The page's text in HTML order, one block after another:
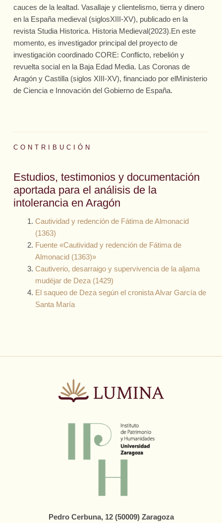
cauces de la lealtad. Vasallaje y clientelismo, tierra y dinero
en la España medieval (siglosXIII-XV), publicado en la
revista Studia Historica. Historia Medieval(2023).En este
momento, es investigador principal del proyecto de
investigación coordinado CORE: Conflicto, rebelión y
revuelta social en la Baja Edad Media. Las Coronas de
Aragón y Castilla (siglos XIII-XV), financiado por elMinisterio
de Ciencia e Innovación del Gobierno de España.
CONTRIBUCIÓN
Estudios, testimonios y documentación
aportada para el análisis de la
intolerancia en Aragón
Cautividad y redención de Fátima de Almonacid
(1363)
Fuente «Cautividad y redención de Fátima de
Almonacid (1363)»
Cautiverio, desarraigo y supervivencia de la aljama
mudéjar de Deza (1429)
El saqueo de Deza según el cronista Alvar García de
Santa María
Pedro Cerbuna, 12 (50009) Zaragoza